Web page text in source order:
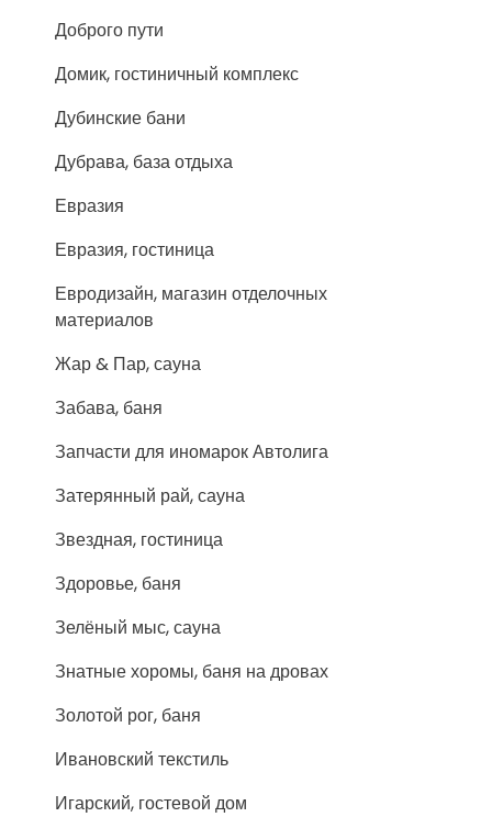
Доброго пути
Домик, гостиничный комплекс
Дубинские бани
Дубрава, база отдыха
Евразия
Евразия, гостиница
Евродизайн, магазин отделочных
материалов
Жар & Пар, сауна
Забава, баня
Запчасти для иномарок Автолига
Затерянный рай, сауна
Звездная, гостиница
Здоровье, баня
Зелёный мыс, сауна
Знатные хоромы, баня на дровах
Золотой рог, баня
Ивановский текстиль
Игарский, гостевой дом